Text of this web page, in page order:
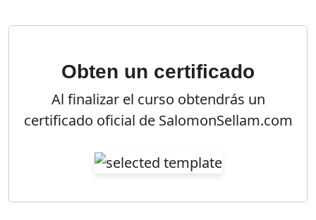
Obten un certificado
Al finalizar el curso obtendrás un
certificado oficial de SalomonSellam.com